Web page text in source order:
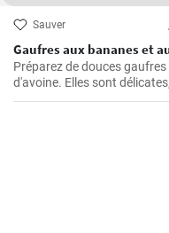
Sauver
Gaufres aux bananes et
Préparez de douces
d'avoine. Elles sont
servies par exemple avec